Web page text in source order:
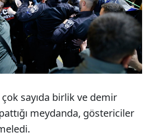
sayıda birlik ve demir
meydanda, göstericiler